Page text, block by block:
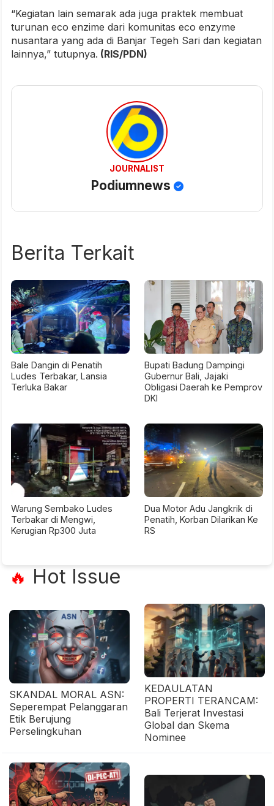
“Kegiatan lain semarak ada juga praktek membuat
turunan eco enzime dari komunitas eco enzyme
nusantara yang ada di Banjar Tegeh Sari dan kegiatan
lainnya,” tutupnya. (RIS/PDN)
JOURNALIST
Podiumnews
Berita Terkait
Bale Dangin di Penatih
Ludes Terbakar, Lansia
Terluka Bakar
Bupati Badung Dampingi
Gubernur Bali, Jajaki
Obligasi Daerah ke Pemprov
DKI
Warung Sembako Ludes
Terbakar di Mengwi,
Kerugian Rp300 Juta
Dua Motor Adu Jangkrik di
Penatih, Korban Dilarikan Ke
RS
🔥 Hot Issue
SKANDAL MORAL ASN:
Seperempat Pelanggaran
Etik Berujung
Perselingkuhan
KEDAULATAN
PROPERTI TERANCAM:
Bali Terjerat Investasi
Global dan Skema
Nominee